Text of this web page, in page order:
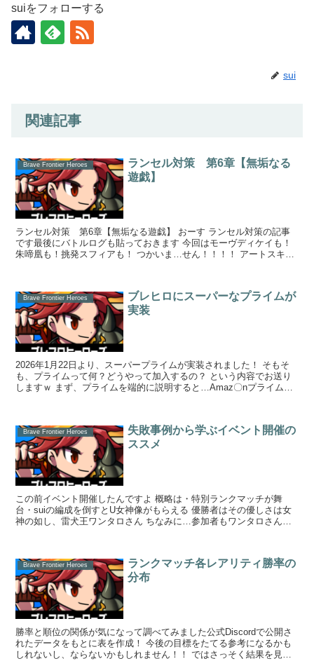
suiをフォローする
sui
関連記事
Brave Frontier Heroes
ランセル対策 第6章【無垢なる
遊戯】
ランセル対策 第6章【無垢なる遊戯】 おーす ランセル対策の記事
です最後にバトルログも貼っておきます 今回はモーヴディケイも！
朱啼凰も！挑発スフィアも！ つかいま…せん！！！！ アートスキル
Brave Frontier Heroes
ブレヒロにスーパーなプライムが
実装
2026年1月22日より、スーパープライムが実装されました！ そもそ
も、プライムって何？どうやって加入するの？ という内容でお送り
しますｗ まず、プライムを端的に説明すると…Amaz〇nプライムみ
Brave Frontier Heroes
失敗事例から学ぶイベント開催の
ススメ
この前イベント開催したんですよ 概略は・特別ランクマッチが舞
台・suiの編成を倒すとU女神像がもらえる 優勝者はその優しさは女
神の如し、雷犬王ワンタロさん ちなみに…参加者もワンタロさんだ
Brave Frontier Heroes
ランクマッチ各レアリティ勝率の
分布
勝率と順位の関係が気になって調べてみました公式Discordで公開さ
れたデータをもとに表を作成！ 今後の目標をたてる参考になるかも
しれないし、ならないかもしれません！！ ではさっそく結果を見て